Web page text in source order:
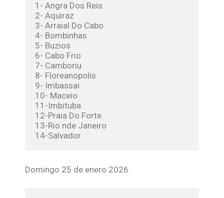
1- Angra Dos Reis
2- Aquiraz
3- Arraial Do Cabo
4- Bombinhas
5- Buzios
6- Cabo Frio
7- Camboriu
8- Floreanopolis
9- Imbassai
10- Maceio
11-Imbituba
12-Praia Do Forte
13-Rio nde Janeiro
14-Salvador
Domingo 25 de enero 2026: